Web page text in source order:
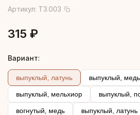
Артикул: Т3.003
315 ₽
Вариант:
выпуклый, латунь выпуклый, медь
выпуклый, мельхиор выпуклый,
вогнутый, медь выпуклый, латунь